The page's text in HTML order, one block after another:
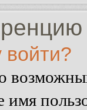
войти?
имя